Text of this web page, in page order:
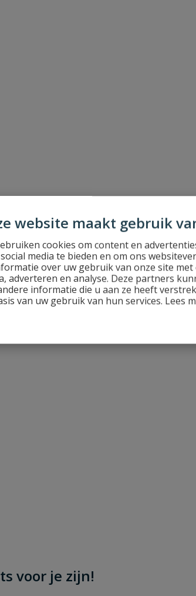
website maakt gebruik
cookies om content en
media te bieden en om ons
over uw gebruik van onze site
adverteren en analyse. Deze partners
informatie die u aan ze heeft
van uw gebruik van hun services. Lees
voor je zijn!